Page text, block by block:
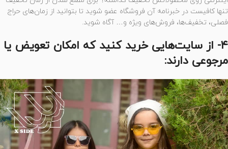
تنها کافیست در خبرنامه آن فروشگاه عضو شوید تا بتوانید از زمان‌های حراج
فصلی، تخفیف‌ها، فروش‌های ویژه و… آگاه شوید.
۴- از سایت‌هایی خرید کنید که امکان تعویض یا
مرجوعی دارند: